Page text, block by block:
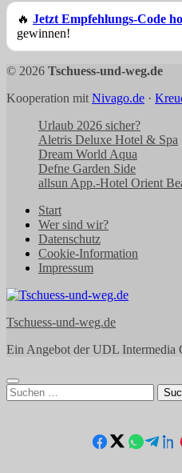
🔥 Jetzt Empfehlungs-Code
gewinnen!
© 2026 Tschuess-und-weg.de
Kooperation mit Nivago.de ·
Urlaub 2026 sicher?
Aletris Deluxe Hotel & Spa
Dream World Aqua
Defne Garden Side
allsun App.-Hotel Orient
Start
Wer sind wir?
Datenschutz
Cookie-Information
Impressum
Tschuess-und-weg.de
Ein Angebot der UDL Intermedia
Suchen
nach: